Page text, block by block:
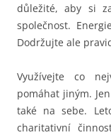
důležité, aby si
společnost.
Dodržujte ale
Využívejte co
pomáhat jiným.
také na sebe.
charitativní